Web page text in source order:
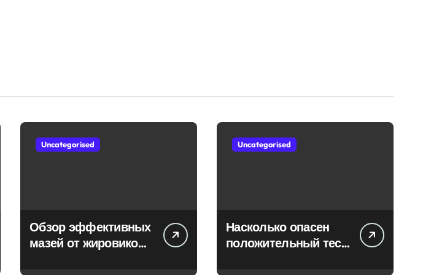
Uncategorised
Обзор эффективных
мазей от жировиков
Uncategorised
Насколько опасен
положительный тест